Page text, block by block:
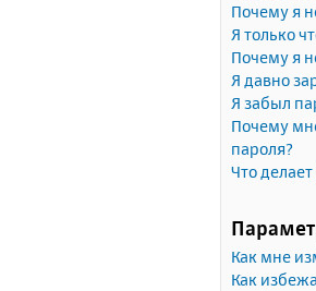
Почему я
Я только
Почему я
Я давно
Я забыл
Почему
пароля?
Что
Как мне
Как